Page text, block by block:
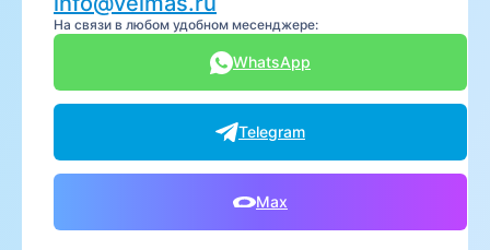
На связи в любом удобном месенджере:
WhatsApp
Telegram
Max